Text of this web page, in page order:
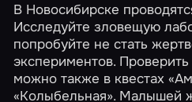
В Новосибирске
Исследуйте зловещую
попробуйте не стать
экспериментов.
можно также в квестах
«Колыбельная». Малышей